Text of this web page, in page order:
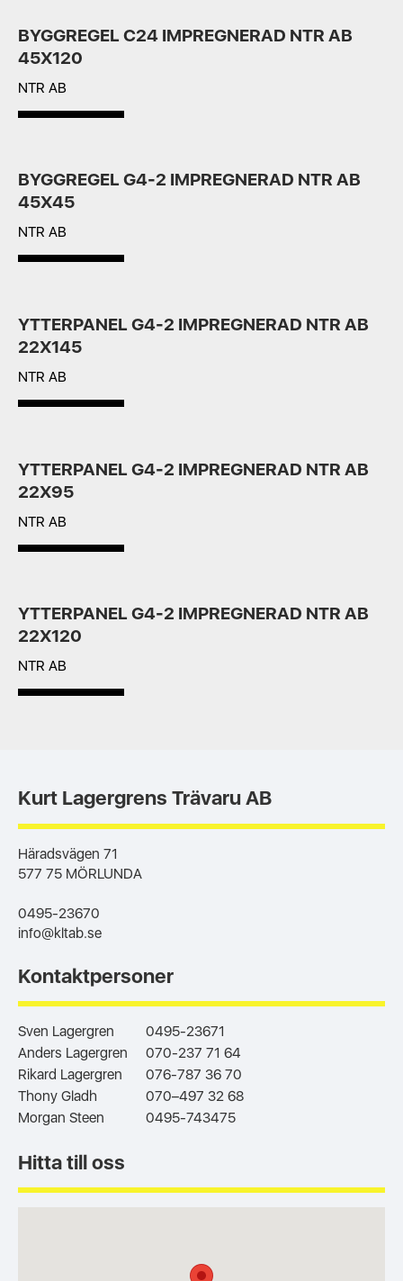
BYGGREGEL C24 IMPREGNERAD NTR AB
45X120
NTR AB
BYGGREGEL G4-2 IMPREGNERAD NTR AB
45X45
NTR AB
YTTERPANEL G4-2 IMPREGNERAD NTR AB
22X145
NTR AB
YTTERPANEL G4-2 IMPREGNERAD NTR AB
22X95
NTR AB
YTTERPANEL G4-2 IMPREGNERAD NTR AB
22X120
NTR AB
Kurt Lagergrens Trävaru AB
Häradsvägen 71
577 75 MÖRLUNDA
0495-23670
info@kltab.se
Kontaktpersoner
Sven Lagergren
0495-23671
Anders Lagergren
070-237 71 64
Rikard Lagergren
076-787 36 70
Thony Gladh
070–497 32 68
Morgan Steen
0495-743475
Hitta till oss